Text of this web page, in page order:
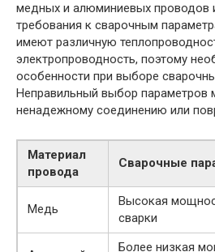
медных и алюминиевых проводов
требования к сварочным
имеют различную
электропроводность, поэтому
особенности при выборе
Неправильный выбор параметров
ненадежному соединению или
Материал
провода
Сварочные
Медь
Высокая
сварки
Более низкая